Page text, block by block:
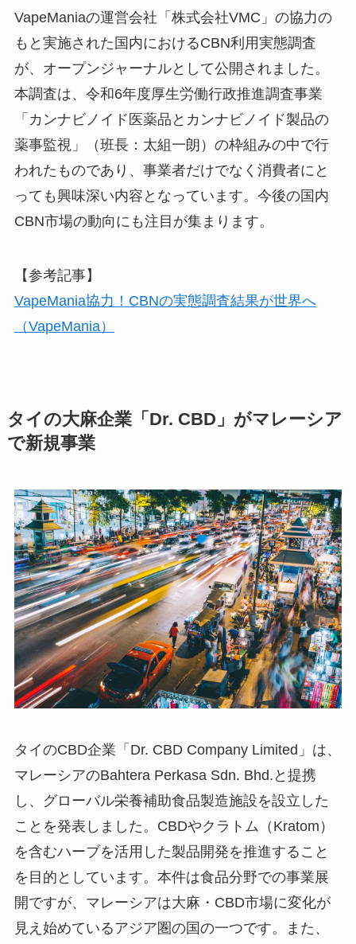
VapeManiaの運営会社「株式会社VMC」の協力の
もと実施された国内におけるCBN利用実態調査
が、オープンジャーナルとして公開されました。
本調査は、令和6年度厚生労働行政推進調査事業
「カンナビノイド医薬品とカンナビノイド製品の
薬事監視」（班長：太組一朗）の枠組みの中で行
われたものであり、事業者だけでなく消費者にと
っても興味深い内容となっています。今後の国内
CBN市場の動向にも注目が集まります。
【参考記事】
VapeMania協力！CBNの実態調査結果が世界へ
（VapeMania）
タイの大麻企業「Dr. CBD」がマレーシア
で新規事業
タイのCBD企業「Dr. CBD Company Limited」は、
マレーシアのBahtera Perkasa Sdn. Bhd.と提携
し、グローバル栄養補助食品製造施設を設立した
ことを発表しました。CBDやクラトム（Kratom）
を含むハーブを活用した製品開発を推進すること
を目的としています。本件は食品分野での事業展
開ですが、マレーシアは大麻・CBD市場に変化が
見え始めているアジア圏の国の一つです。また、